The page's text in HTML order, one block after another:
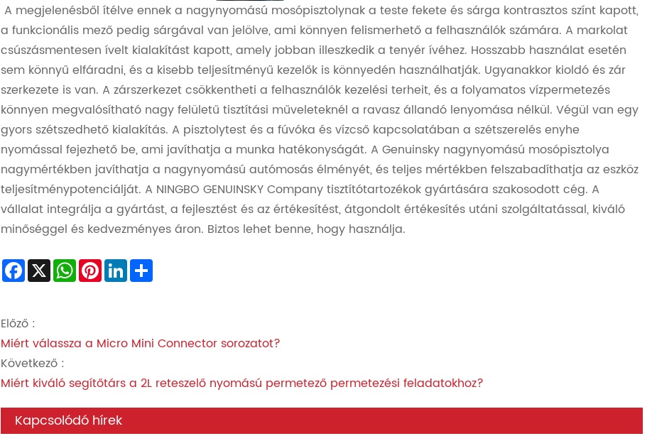
A megjelenésből ítélve ennek a nagynyomású mosópisztolynak a teste fekete és sárga kontrasztos színt kapott,
a funkcionális mező pedig sárgával van jelölve, ami könnyen felismerhető a felhasználók számára. A markolat
csúszásmentesen ívelt kialakítást kapott, amely jobban illeszkedik a tenyér ívéhez. Hosszabb használat esetén
sem könnyű elfáradni, és a kisebb teljesítményű kezelők is könnyedén használhatják. Ugyanakkor kioldó és zár
szerkezete is van. A zárszerkezet csökkentheti a felhasználók kezelési terheit, és a folyamatos vízpermetezés
könnyen megvalósítható nagy felületű tisztítási műveleteknél a ravasz állandó lenyomása nélkül. Végül van egy
gyors szétszedhető kialakítás. A pisztolytest és a fúvóka és vízcső kapcsolatában a szétszerelés enyhe
nyomással fejezhető be, ami javíthatja a munka hatékonyságát. A Genuinsky nagynyomású mosópisztolya
nagymértékben javíthatja a nagynyomású autómosás élményét, és teljes mértékben felszabadíthatja az eszköz
teljesítménypotenciálját. A NINGBO GENUINSKY Company tisztítótartozékok gyártására szakosodott cég. A
vállalat integrálja a gyártást, a fejlesztést és az értékesítést, átgondolt értékesítés utáni szolgáltatással, kiváló
minőséggel és kedvezményes áron. Biztos lehet benne, hogy használja.
Facebook
X WhatsApp
PinterestLinkedIn
Előző :
Miért válassza a Micro Mini Connector sorozatot?
Következő :
Miért kiváló segítőtárs a 2L reteszelő nyomású permetező permetezési feladatokhoz?
Kapcsolódó hírek